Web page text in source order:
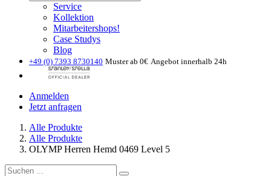
Service
Kollektion
Mitarbeitershops!
Case Studys
Blog
+49 (0) 7393 8730140 Muster ab 0€ Angebot innerhalb 24h
Anmelden
Jetzt anfragen
Alle Produkte
Alle Produkte
OLYMP Herren Hemd 0469 Level 5